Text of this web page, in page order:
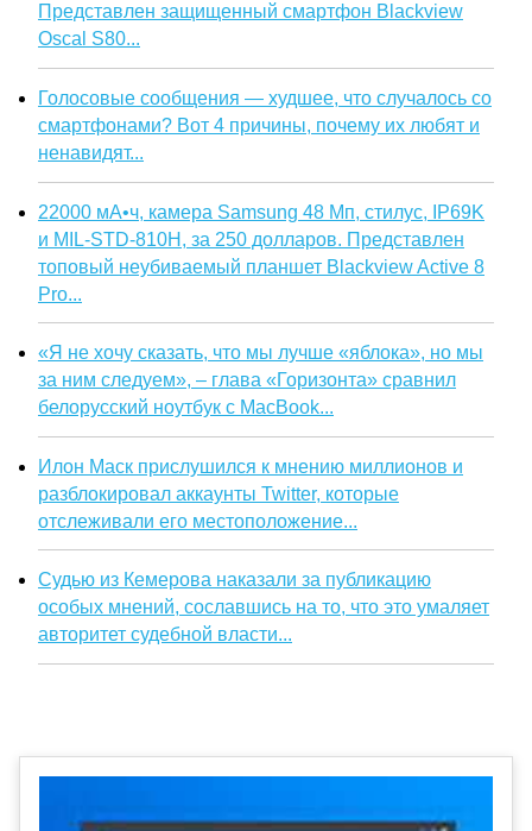
Представлен защищенный смартфон Blackview
Oscal S80...
Голосовые сообщения — худшее, что случалось со
смартфонами? Вот 4 причины, почему их любят и
ненавидят...
22000 мА•ч, камера Samsung 48 Мп, стилус, IP69K
и MIL-STD-810H, за 250 долларов. Представлен
топовый неубиваемый планшет Blackview Active 8
Pro...
«Я не хочу сказать, что мы лучше «яблока», но мы
за ним следуем», – глава «Горизонта» сравнил
белорусский ноутбук с MacBook...
Илон Маск прислушился к мнению миллионов и
разблокировал аккаунты Twitter, которые
отслеживали его местоположение...
Судью из Кемерова наказали за публикацию
особых мнений, сославшись на то, что это умаляет
авторитет судебной власти...